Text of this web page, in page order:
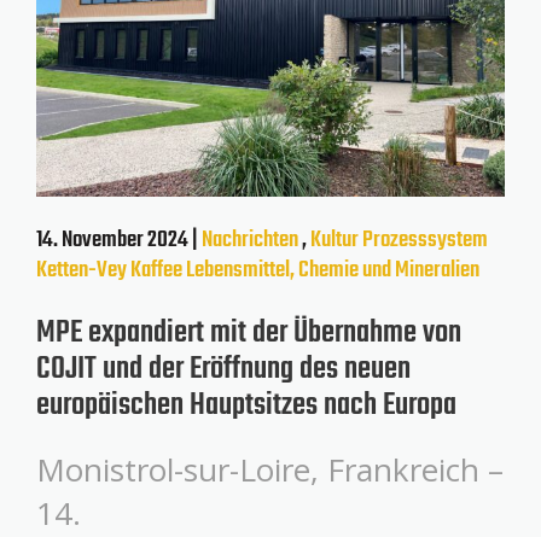
14. November 2024 |Nachrichten,KulturProzesssystem
Ketten-VeyKaffeeLebensmittel, Chemie und Mineralien
MPE expandiert mit der Übernahme von
COJIT und der Eröffnung des neuen
europäischen Hauptsitzes nach Europa
Monistrol-sur-Loire, Frankreich –
14.